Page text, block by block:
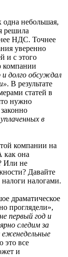
одна небольшая,
решила
НДС. Точнее
уверенно
и с этого
компании
долго обсуждал
. В результате
статей в
нужно
в
компании на
как она
Или не
Давайте
налогами.
драматическое
проглядели»,
первый год и
следим за
еженедельные
это все
и